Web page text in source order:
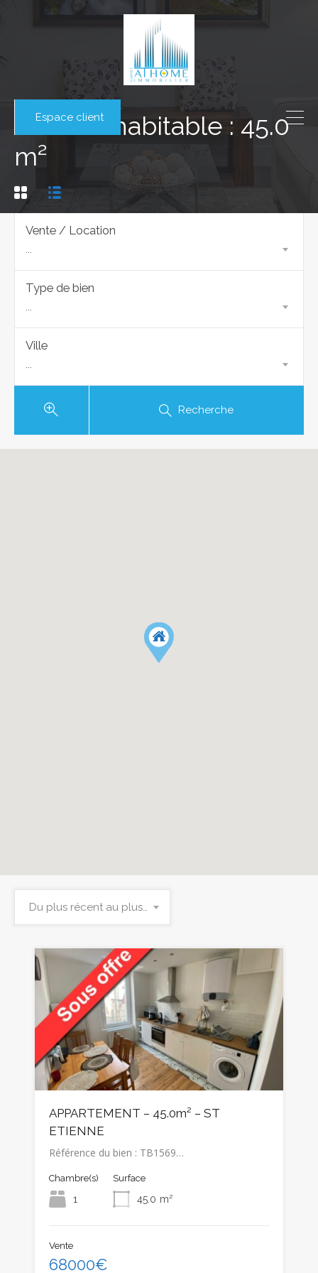
Espace client
Surface habitable : 45.0
m²
Vente / Location
...
Type de bien
...
Ville
...
Recherche
Du plus récent au plus ancien
APPARTEMENT – 45.0m² – ST
ETIENNE
Référence du bien : TB1569…
Chambre(s)
1
Surface
45.0 m²
Vente
68000€